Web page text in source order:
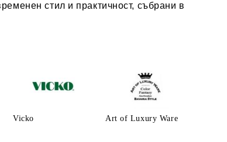
стил и практичност, събрани в
Vicko Art of Luxury Ware